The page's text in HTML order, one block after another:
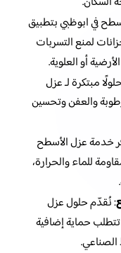
في ابوظبي بتطبيق
لمنع التسربات
أو العلوية.
مبتكرة لـ عزل
والعفن وتحسين
خدمة عزل الأسطح
للماء والحرارة،
: نُقدّم حلول عزل
حماية إضافية